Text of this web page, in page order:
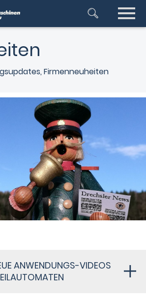
Firmenneuheiten
ANWENDUNGS-VIDEOS